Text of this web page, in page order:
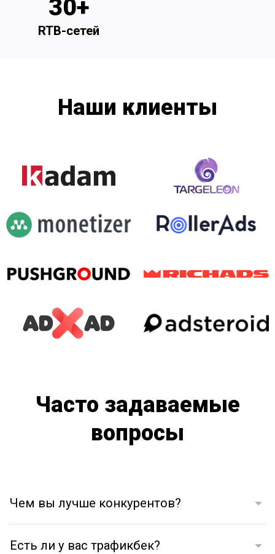
30+
RTB-сетей
Наши клиенты
Часто задаваемые
вопросы
Чем вы лучше конкурентов?
Есть ли у вас трафикбек?